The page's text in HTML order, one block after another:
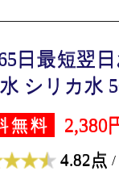
日最短翌
シリカ水
無料 2,380
4.82点 /